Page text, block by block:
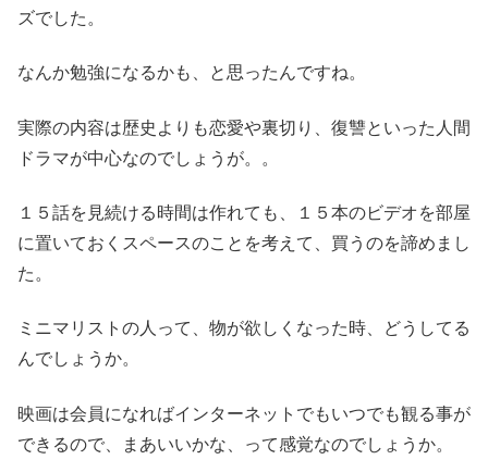
ズでした。
なんか勉強になるかも、と思ったんですね。
実際の内容は歴史よりも恋愛や裏切り、復讐といった人間
ドラマが中心なのでしょうが。。
１５話を見続ける時間は作れても、１５本のビデオを部屋
に置いておくスペースのことを考えて、買うのを諦めまし
た。
ミニマリストの人って、物が欲しくなった時、どうしてる
んでしょうか。
映画は会員になればインターネットでもいつでも観る事が
できるので、まあいいかな、って感覚なのでしょうか。